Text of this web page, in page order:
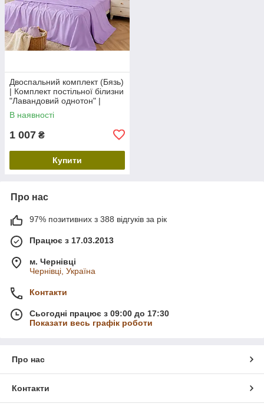
Двоспальний комплект (Бязь)
| Комплект постільної білизни
"Лавандовий однотон" |
Простирадло 200х220 см
В наявності
1 007 ₴
Купити
Про нас
97% позитивних з 388 відгуків за рік
Працює з 17.03.2013
м. Чернівці
Чернівці, Україна
Контакти
Сьогодні працює з 09:00 до 17:30
Показати весь графік роботи
Про нас
Контакти